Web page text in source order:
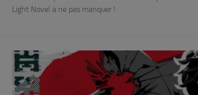
Light Novel a ne pas manquer !